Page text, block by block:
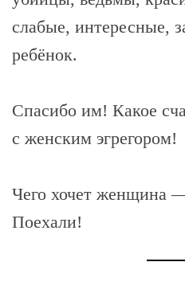
слабые, интересные,
ребёнок.
Спасибо им! Какое
с женским эгрегором!
Чего хочет женщина —
Поехали!